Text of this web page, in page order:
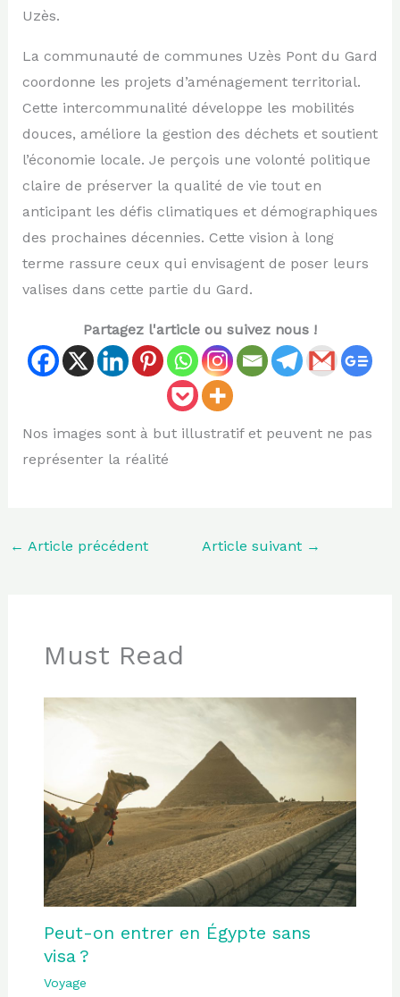
Uzès.
La communauté de communes Uzès Pont du Gard
coordonne les projets d’aménagement territorial.
Cette intercommunalité développe les mobilités
douces, améliore la gestion des déchets et soutient
l’économie locale. Je perçois une volonté politique
claire de préserver la qualité de vie tout en
anticipant les défis climatiques et démographiques
des prochaines décennies. Cette vision à long
terme rassure ceux qui envisagent de poser leurs
valises dans cette partie du Gard.
Partagez l'article ou suivez nous !
Nos images sont à but illustratif et peuvent ne pas
représenter la réalité
← Article précédent Article suivant →
Must Read
Peut-on entrer en Égypte sans
visa ?
Voyage